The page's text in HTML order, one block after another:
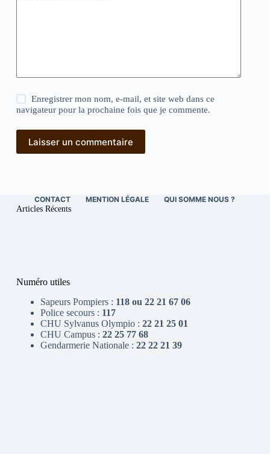
Enregistrer mon nom, e-mail, et site web dans ce
navigateur pour la prochaine fois que je commente.
Laisser un commentaire
CONTACT MENTION LÉGALE QUI SOMME NOUS ?
Articles Récents
Numéro utiles
Sapeurs Pompiers : 118 ou 22 21 67 06
Police secours : 117
CHU Sylvanus Olympio : 22 21 25 01
CHU Campus : 22 25 77 68
Gendarmerie Nationale : 22 22 21 39